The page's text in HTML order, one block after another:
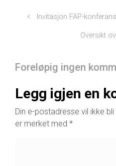
Invitasjon FAP-
Oversikt
Foreløpig ingen
Legg igjen en
Din e-postadresse vil ikke bli
er merket med *